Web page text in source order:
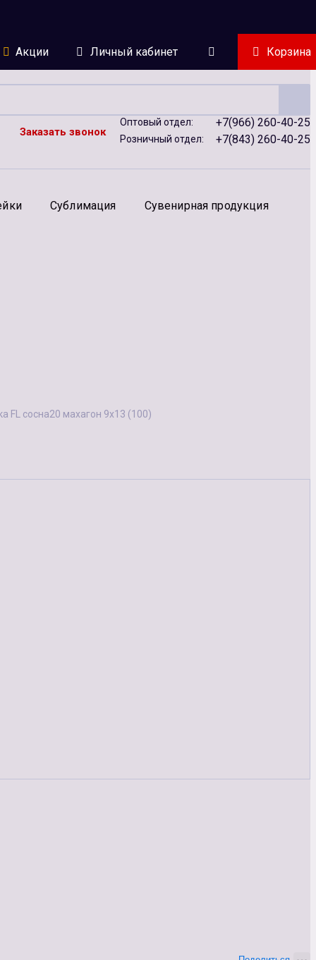
Акции Личный кабинет Корзина
Заказать звонок
Оптовый отдел: +7(966) 260-40-25
Розничный отдел: +7(843) 260-40-25
Сублимация Сувенирная продукция
FL сосна20 махагон 9х13 (100)